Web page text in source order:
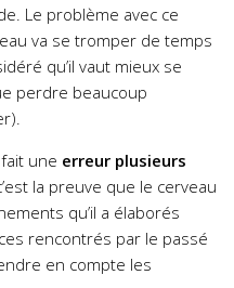
Le problème avec ce
va se tromper de temps
qu’il vaut mieux se
perdre beaucoup
une erreur plusieurs
la preuve que le cerveau
qu’il a élaborés
rencontrés par le passé
en compte les